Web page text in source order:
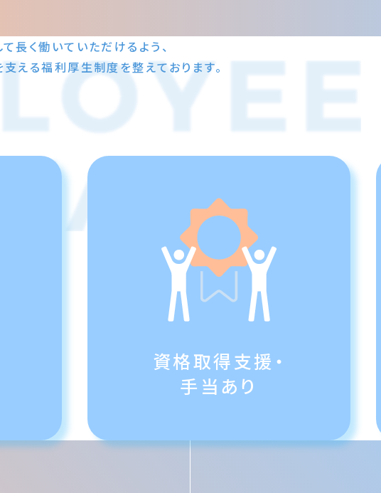
長く働いていただけるよう、
える福利厚生制度を整えております。
資格取得支援・
手当あり